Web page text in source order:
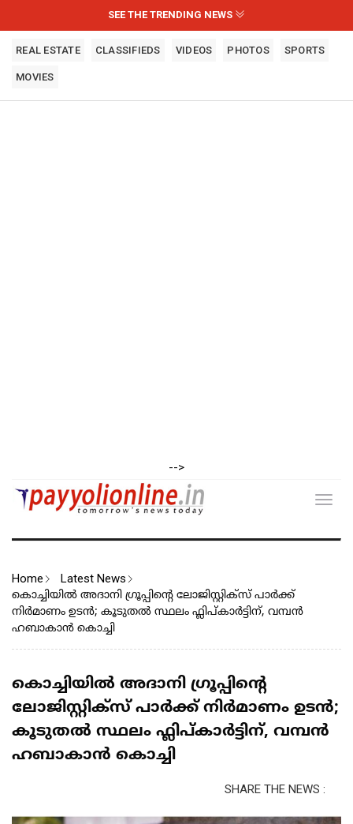
SEE THE TRENDING NEWS
REAL ESTATE CLASSIFIEDS VIDEOS PHOTOS SPORTS
MOVIES
-->
Home Latest News
കൊച്ചിയിൽ അദാനി ഗ്രൂപ്പിന്റെ ലോജിസ്റ്റിക്സ് പാർക്ക്
നിർമാണം ഉടൻ; കൂടുതൽ സ്ഥലം ഫ്ലിപ്കാർട്ടിന്, വമ്പൻ
ഹബാകാൻ കൊച്ചി
കൊച്ചിയിൽ അദാനി ഗ്രൂപ്പിന്റെ
ലോജിസ്റ്റിക്സ് പാർക്ക് നിർമാണം ഉടൻ;
കൂടുതൽ സ്ഥലം ഫ്ലിപ്കാർട്ടിന്, വമ്പൻ
ഹബാകാൻ കൊച്ചി
SHARE THE NEWS :